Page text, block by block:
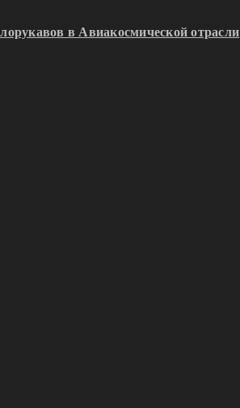
в Авиакосмической отрасли